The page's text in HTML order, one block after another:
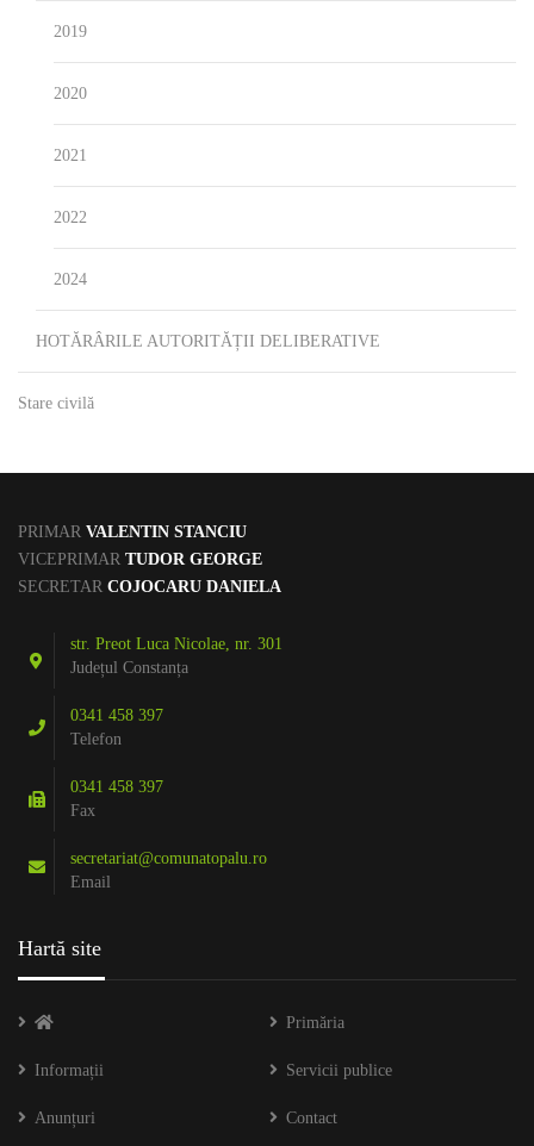
2019
2020
2021
2022
2024
HOTĂRÂRILE AUTORITĂȚII DELIBERATIVE
Stare civilă
PRIMAR VALENTIN STANCIU
VICEPRIMAR TUDOR GEORGE
SECRETAR COJOCARU DANIELA
str. Preot Luca Nicolae, nr. 301
Județul Constanța
0341 458 397
Telefon
0341 458 397
Fax
secretariat@comunatopalu.ro
Email
Hartă site
Primăria
Informații Servicii publice
Anunțuri Contact